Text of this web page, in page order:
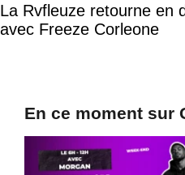
La Rvfleuze retourne en
avec Freeze Corleone
En ce moment sur